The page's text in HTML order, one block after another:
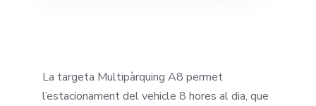
La targeta Multipàrquing A8 permet
l’estacionament del vehicle 8 hores al dia, que